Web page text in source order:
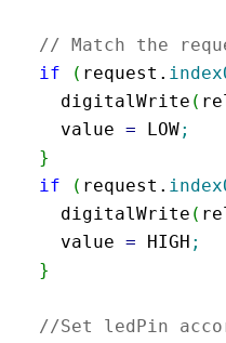
// Match the
if
( request.
    digitalWrite
(
    value
= LOW;
}
if
( request.
    digitalWrite
(
    value
= HIGH ;
}
//Set ledPin